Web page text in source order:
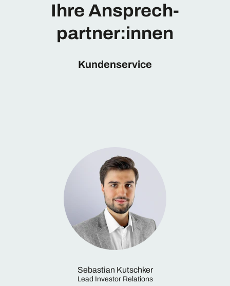
Ihre Ansprech­
partner:innen
Kundenservice
Sebastian Kutschker
Lead Investor Relations